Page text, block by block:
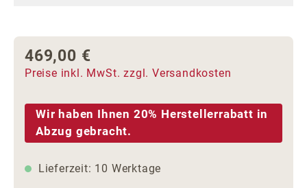
Regulärer Preis:
469,00 €
Preise inkl. MwSt. zzgl. Versandkosten
Wir haben Ihnen 20% Herstellerrabatt in
Abzug gebracht.
Lieferzeit: 10 Werktage